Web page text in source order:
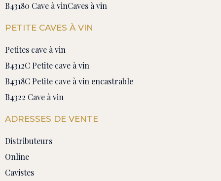
B43180 Cave à vinCaves à vin
PETITE CAVES À VIN
Petites cave à vin
B4312C Petite cave à vin
B4318C Petite cave à vin encastrable
B4322 Cave à vin
ADRESSES DE VENTE
Distributeurs
Online
Cavistes